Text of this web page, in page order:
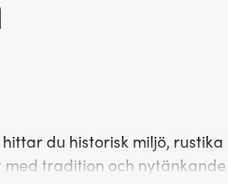
rum och en
tradition och nytänkande